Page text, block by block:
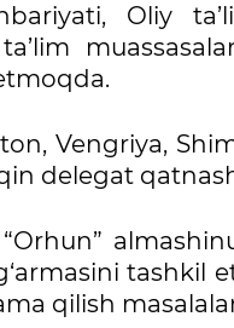
Oliy
Vengriya,
delegat
tashkil
qilish